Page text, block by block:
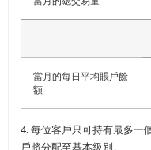
當月的每日平均賬戶餘
額
4. 每位客戶只可持有最多一
戶將分配至基本級別。